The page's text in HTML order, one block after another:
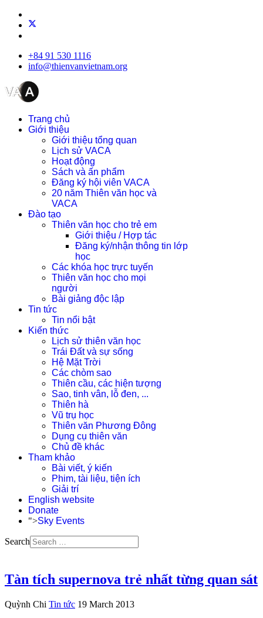
+84 91 530 1116
info@thienvanvietnam.org
Trang chủ
Giới thiệu
Giới thiệu tổng quan
Lịch sử VACA
Hoạt động
Sách và ấn phẩm
Đăng ký hội viên VACA
20 năm Thiên văn học và
VACA
Đào tạo
Thiên văn học cho trẻ em
Giới thiệu / Hợp tác
Đăng ký/nhận thông tin lớp
học
Các khóa học trực tuyến
Thiên văn học cho mọi
người
Bài giảng độc lập
Tin tức
Tin nổi bật
Kiến thức
Lịch sử thiên văn học
Trái Đất và sự sống
Hệ Mặt Trời
Các chòm sao
Thiên cầu, các hiện tượng
Sao, tinh vân, lỗ đen, ...
Thiên hà
Vũ trụ học
Thiên văn Phương Đông
Dụng cụ thiên văn
Chủ đề khác
Tham khảo
Bài viết, ý kiến
Phim, tài liệu, tiện ích
Giải trí
English website
Donate
">Sky Events
Search
Tàn tích supernova trẻ nhất từng quan sát
Quỳnh Chi Tin tức 19 March 2013